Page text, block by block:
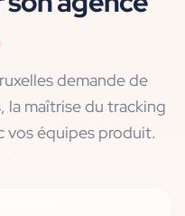
demande de
la maîtrise du tracking
vos équipes produit.